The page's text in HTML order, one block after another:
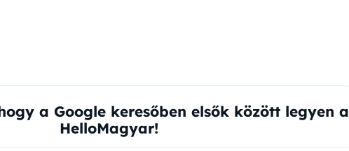
a Google keresőben elsők között legyen a
HelloMagyar!